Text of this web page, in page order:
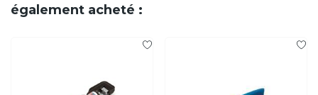
également acheté :